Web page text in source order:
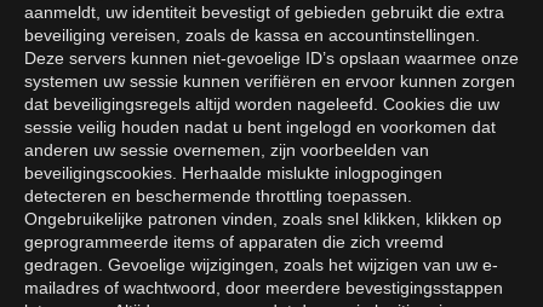
aanmeldt, uw identiteit bevestigt of gebieden gebruikt die extra
beveiliging vereisen, zoals de kassa en accountinstellingen.
Deze servers kunnen niet-gevoelige ID’s opslaan waarmee onze
systemen uw sessie kunnen verifiëren en ervoor kunnen zorgen
dat beveiligingsregels altijd worden nageleefd. Cookies die uw
sessie veilig houden nadat u bent ingelogd en voorkomen dat
anderen uw sessie overnemen, zijn voorbeelden van
beveiligingscookies. Herhaalde mislukte inlogpogingen
detecteren en beschermende throttling toepassen.
Ongebruikelijke patronen vinden, zoals snel klikken, klikken op
geprogrammeerde items of apparaten die zich vreemd
gedragen. Gevoelige wijzigingen, zoals het wijzigen van uw e-
mailadres of wachtwoord, door meerdere bevestigingsstappen